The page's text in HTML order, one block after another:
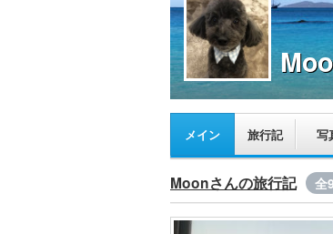
メイン 旅行記 写
Moonさんの旅行記 全9